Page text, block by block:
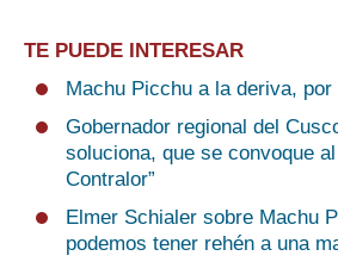
TE PUEDE INTERESAR
Machu Picchu a la deriva,
Gobernador regional del
soluciona, que se convoque
Contralor”
Elmer Schialer sobre Machu
podemos tener rehén a una